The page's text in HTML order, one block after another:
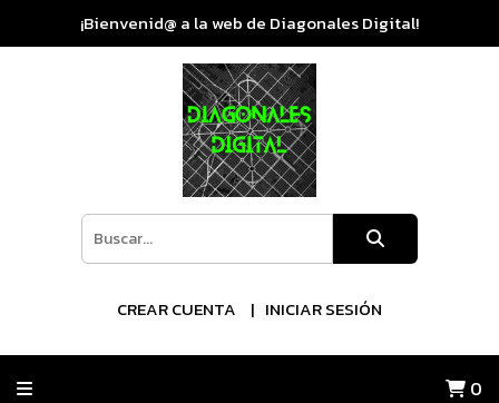
¡Bienvenid@ a la web de Diagonales Digital!
CREAR CUENTA INICIAR SESIÓN
0